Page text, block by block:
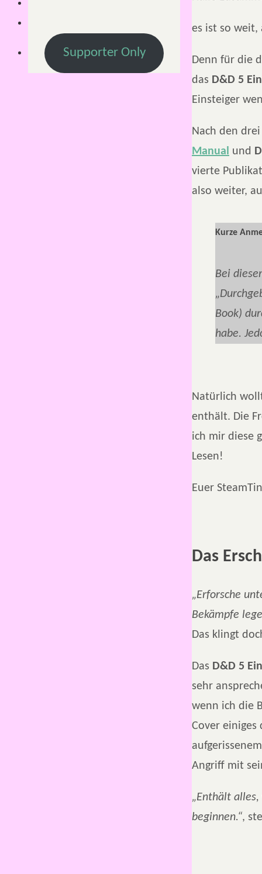
es ist so weit,
Denn für die
das D&D 5
Einsteiger
Nach den
Manual und
vierte
also weiter,
Kurze
Bei
Book)
habe.
Natürlich
enthält. Die
ich mir diese
Lesen!
Euer
Das
„Erforsche
Bekämpfe
Das klingt
Das D&D 5
sehr
wenn ich die
Cover einiges
Angriff mit
„Enthält
beginnen.“,
Supporter Only